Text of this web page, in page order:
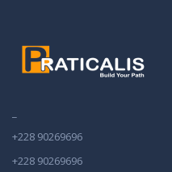
+228 90269696
+228 90269696